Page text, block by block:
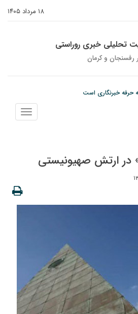
۱۸ مرداد ۱۴۰۵
تحلیلی خبری روراستی
رفسنجان و كرمان
حرفه خبرنگاری است
کرمان؛ از وزش باد و گردوخاک تا رگبار و رعدوبرق
نمایش
منو
در ارتش صهیونیستی